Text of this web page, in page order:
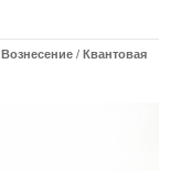
Вознесение / Квантовая